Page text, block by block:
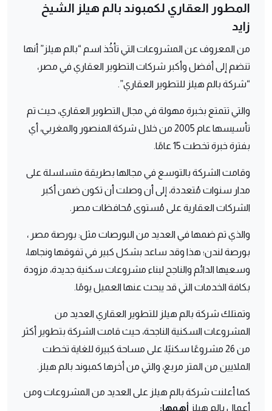
المطور العقاري لكمبوند بالم هيلز الشيخ
زايد
من المعروف عن المشروعات التي تأخُذ اسم “بالم هيلز” أنها
تنضم إلى أفضل وأكبر شركات التطوير العقاري في مصر،
“شركة بالم هيلز للتطوير العقاري”.
والتي تتمتع بخبرة مهولة في مجال التطوير العقاري، حيث تم
تأسيسها عام 2005 من خلال شركة المنصور والمغربي، أي
بفترة خبرة تخطت 15 عامًا.
وقامت الشركة بالتوسع في مجالها بطريقة متسلسلة على
مدار سنوات مُتعددة، إلى أن وصلت أن تكون ضمن أكبر
الشركات العقارية على مُستوى مُحافظات مصر.
والذي تم ضمها في العديد من البورصات مثل: بورصة مصر ،
بورصة لندن؛ هذا وقد ساعد بشكل كبير في تفوقها ونجاها،
وسعيها الدائم والناجح لبناء مشروعات سكنية جديدة، مزودة
بكافة الخدمات التي قد يبحث عنها العميل يومًا.
وتمتلك شركة بالم هيلز للتطوير العقاري العديد من
المشروعات السكنية الناجحة، حيث قامت الشركة بتطوير أكثر
من 26 مشروعًا سكنيًا، على مساحة كبيرة للغاية تخطت
الملايين من المتر مربع، والتي من أخرها كمبوند بالم هيلز.
كما أعلنت شركة بالم هيلز على العديد من المشروعات ومن
أعمال بالم هيلز أهمها: